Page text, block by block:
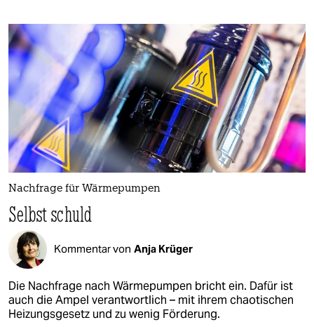
Nachfrage für Wärmepumpen
Selbst schuld
Kommentar von Anja Krüger
Die Nachfrage nach Wärmepumpen bricht ein. Dafür ist
auch die Ampel verantwortlich – mit ihrem chaotischen
Heizungsgesetz und zu wenig Förderung.